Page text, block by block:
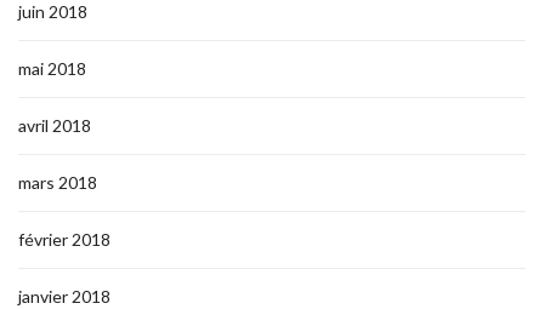
juin 2018
mai 2018
avril 2018
mars 2018
février 2018
janvier 2018